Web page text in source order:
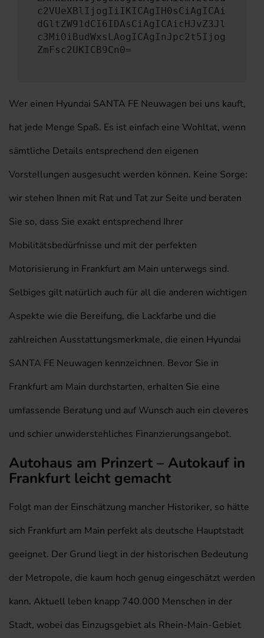
c2VUeXBlIjogIiIKICAgIH0sCiAgICAi
dGltZW91dCI6IDAsCiAgICAicHJvZ3Jl
c3MiOiBudWxsLAogICAgInJpc2t5Ijog
ZmFsc2UKICB9Cn0=
Wer einen Hyundai SANTA FE Neuwagen bei uns kauft,
hat jede Menge Spaß. Es ist einfach eine Wohltat, wenn
sämtliche Details entsprechend den eigenen
Vorstellungen ausgesucht werden können. Keine Sorge:
wir stehen Ihnen mit Rat und Tat zur Seite und beraten
Sie so, dass Sie exakt entsprechend Ihrer
Mobilitätsbedürfnisse und mit der perfekten
Motorisierung in Frankfurt am Main unterwegs sind.
Selbiges gilt natürlich auch für all die anderen wichtigen
Aspekte wie die Bereifung, die Lackfarbe und die
zahlreichen Ausstattungsmerkmale, die einen Hyundai
SANTA FE Neuwagen kennzeichnen. Bevor Sie in
Frankfurt am Main durchstarten, erhalten Sie eine
umfassende Beratung und auf Wunsch auch ein cleveres
und schier unwiderstehliches Finanzierungsangebot.
Autohaus am Prinzert – Autokauf in
Frankfurt leicht gemacht
Folgt man der Einschätzung mancher Historiker, so hätte
sich Frankfurt am Main perfekt als deutsche Hauptstadt
geeignet. Der Grund liegt in der historischen Bedeutung
der Metropole, die kaum hoch genug eingeschätzt werden
kann. Aktuell leben knapp 740.000 Menschen in der
Stadt, wobei das Einzugsgebiet als Rhein-Main-Gebiet